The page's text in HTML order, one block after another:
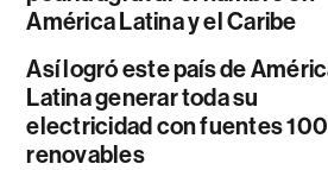
América Latina y el Caribe
Así logró este país de
Latina generar toda su
electricidad con fuentes
renovables